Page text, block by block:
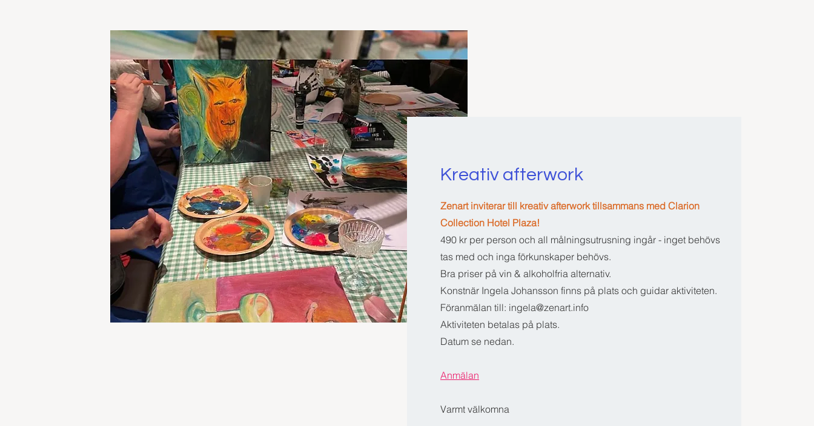
Kreativ afterwork
Zenart inviterar till kreativ afterwork tillsammans med Clarion
Collection Hotel Plaza!
490 kr per person och all målningsutrusning ingår - inget behövs
tas med och inga förkunskaper behövs.
Bra priser på vin & alkoholfria alternativ.
Konstnär Ingela Johansson finns på plats och guidar aktiviteten.
Föranmälan till: ingela@zenart.info
Aktiviteten betalas på plats.
Datum se nedan.
Anmälan
Varmt välkomna